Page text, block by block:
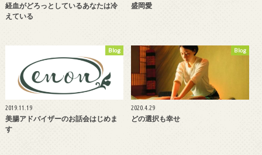
経血がどろっとしているあなたは冷
えている
盛岡愛
Blog
2019.11.19
美腸アドバイザーのお話会はじめま
す
Blog
2020.4.29
どの選択も幸せ